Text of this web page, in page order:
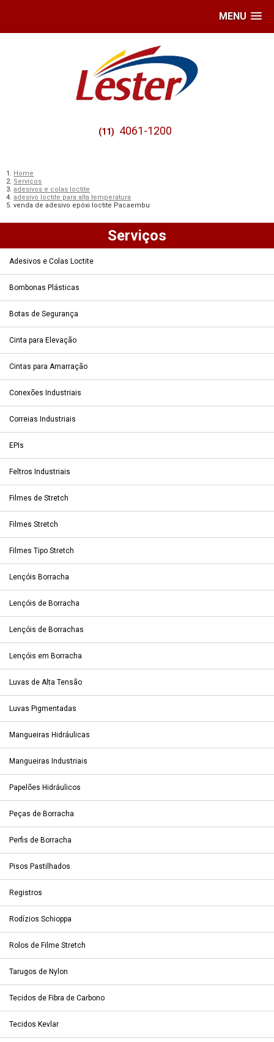
MENU
(11) 4061-1200
Home
Serviços
adesivos e colas loctite
adesivo loctite para alta temperatura
venda de adesivo epóxi loctite Pacaembu
Serviços
Adesivos e Colas Loctite
Bombonas Plásticas
Botas de Segurança
Cinta para Elevação
Cintas para Amarração
Conexões Industriais
Correias Industriais
EPIs
Feltros Industriais
Filmes de Stretch
Filmes Stretch
Filmes Tipo Stretch
Lençóis Borracha
Lençóis de Borracha
Lençóis de Borrachas
Lençóis em Borracha
Luvas de Alta Tensão
Luvas Pigmentadas
Mangueiras Hidráulicas
Mangueiras Industriais
Papelões Hidráulicos
Peças de Borracha
Perfis de Borracha
Pisos Pastilhados
Registros
Rodízios Schioppa
Rolos de Filme Stretch
Tarugos de Nylon
Tecidos de Fibra de Carbono
Tecidos Kevlar